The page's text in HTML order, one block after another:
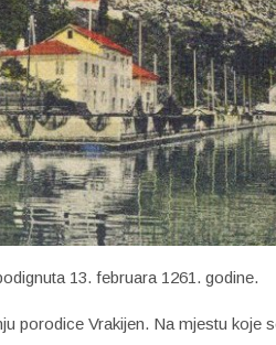
13. februara 1261. godine.
porodice Vrakijen. Na mjestu koje